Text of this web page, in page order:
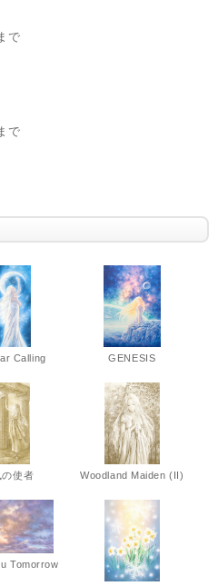
で
で
Calling GENESIS
の使者 Woodland Maiden (II)
Tomorrow